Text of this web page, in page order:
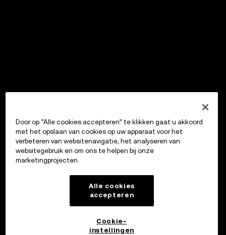
Door op “Alle cookies accepteren” te klikken gaat u akkoord
met het opslaan van cookies op uw apparaat voor het
verbeteren van websitenavigatie, het analyseren van
websitegebruik en om ons te helpen bij onze
marketingprojecten.
Alle cookies
accepteren
Cookie-
instellingen